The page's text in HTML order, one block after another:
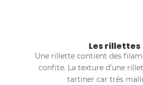
Les rillettes
Une rillette contient des
confite. La texture d’une
tartiner car très